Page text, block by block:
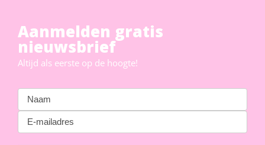
Aanmelden gratis
nieuwsbrief
Altijd als eerste op de hoogte!